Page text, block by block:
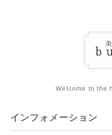
Welcome to the
インフォメーション